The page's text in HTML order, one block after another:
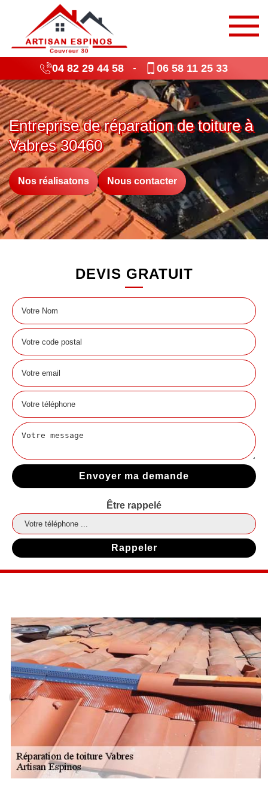
04 82 29 44 58 - 06 58 11 25 33
Entreprise de réparation de toiture à
Vabres 30460
Nos réalisatons Nous contacter
DEVIS GRATUIT
Être rappelé